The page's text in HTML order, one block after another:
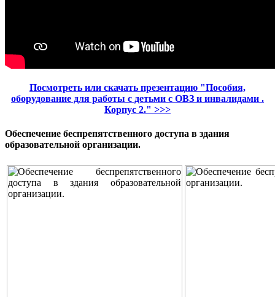
Посмотреть или скачать презентацию "Пособия,
оборудование для работы с детьми ​с ОВЗ и инвалидами .
Корпус 2." >>>
Обеспечение беспрепятственного доступа в здания
образовательной организации.